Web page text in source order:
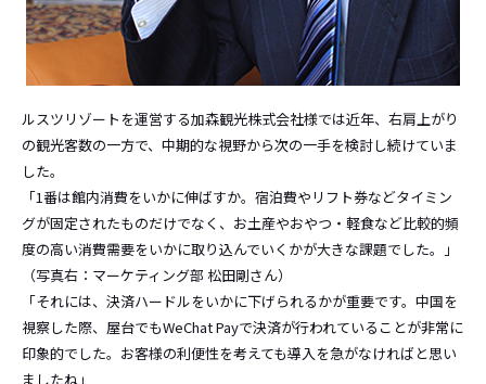
ルスツリゾートを運営する加森観光株式会社様では近年、右肩上がり
の観光客数の一方で、中期的な視野から次の一手を検討し続けていま
した。
「1番は館内消費をいかに伸ばすか。宿泊費やリフト券などタイミン
グが固定されたものだけでなく、お土産やおやつ・軽食など比較的頻
度の高い消費需要をいかに取り込んでいくかが大きな課題でした。」
（写真右：マーケティング部 松田剛さん）
「それには、決済ハードルをいかに下げられるかが重要です。中国を
視察した際、屋台でもWeChat Payで決済が行われていることが非常に
印象的でした。お客様の利便性を考えても導入を急がなければと思い
ましたね」